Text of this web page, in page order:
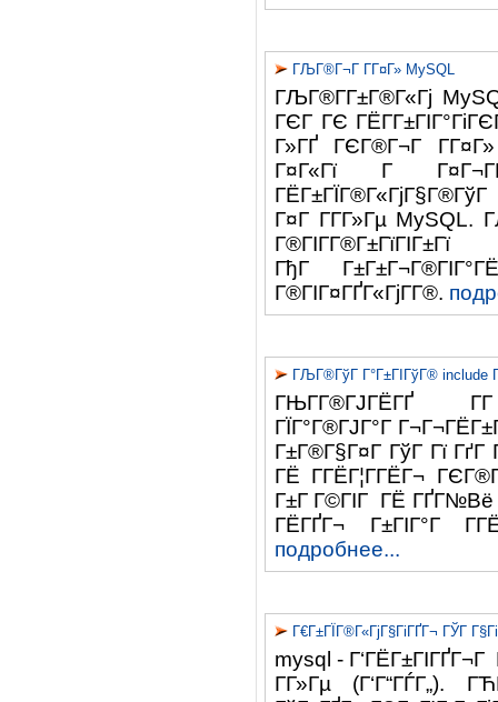
ГЉГ®Г¬Г Г­Г¤Г» MySQL
ГЉГ®Г­Г±Г®Г«Гј
ГЄГ ГЄ
Г»ГҐ ГЄГ®Г¬Г Г­Г¤Г»
Г¤Г«Гї Г
Г¤Г Г­Г­Г»Гµ MySQL.
ГђГ
Г®ГІГ¤ГҐГ«ГјГ­Г®.
ГЉГ®ГўГ Г°Г±ГІГўГ® include
ГЇГ°Г®ГЈГ°Г
Г±Г®Г§Г¤Г ГўГ Гї
ГЁ Г­ГЁГ¦Г­ГЁГ¬
Г±Г Г©ГІГ ГЁ ГҐГ№Вё
ГЁГҐГ¬ Г±ГІГ°Г
подробнее...
Г€Г±ГЇГ®Г«ГјГ§ГіГҐГ¬ ГЎГ
mysql - Г‘ГЁГ±ГІГҐГ¬Г
Г­Г»Гµ (Г‘Г“ГЃГ„).